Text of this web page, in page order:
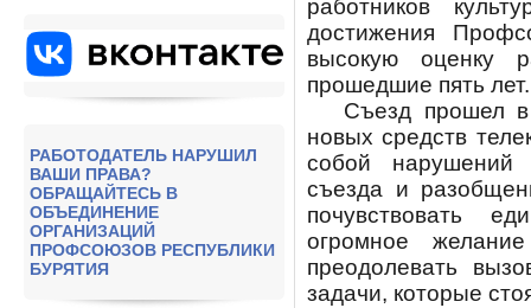
РАБОТОДАТЕЛЬ НАРУШИЛ
ВАШИ ПРАВА?
ОБРАЩАЙТЕСЬ В
ОБЪЕДИНЕНИЕ
ОРГАНИЗАЦИЙ
ПРОФСОЮЗОВ РЕСПУБЛИКИ
БУРЯТИЯ
работников
достижения
высокую оценку
прошедшие пять лет.
Съезд прошел в
новых средств
собой нарушений
съезда и
почувствовать
огромное
преодолевать
задачи, которые